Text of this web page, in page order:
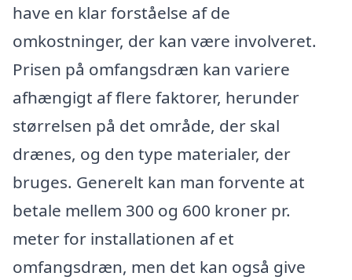
have en klar forståelse af de
omkostninger, der kan være involveret.
Prisen på omfangsdræn kan variere
afhængigt af flere faktorer, herunder
størrelsen på det område, der skal
drænes, og den type materialer, der
bruges. Generelt kan man forvente at
betale mellem 300 og 600 kroner pr.
meter for installationen af et
omfangsdræn, men det kan også give